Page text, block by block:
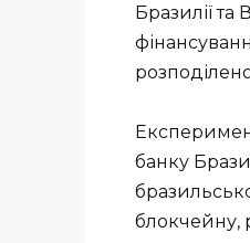
Бразилії
банку
блокчейну,